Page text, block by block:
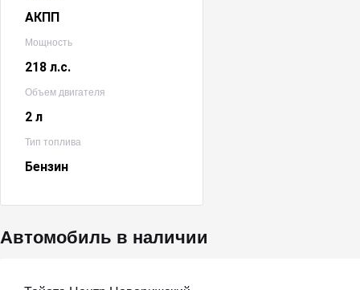
АКПП
Мощность
218 л.с.
Объем двигателя
2 л
Тип топлива
Бензин
Автомобиль в наличии